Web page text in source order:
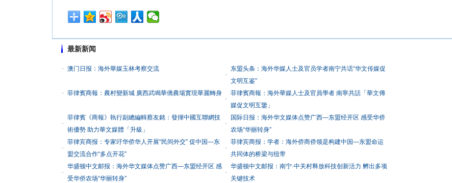
最新新闻
澳门日报：海外華媒玉林考察交流
东盟头条：海外华媒人士及官员学者南宁共话“华文传媒促
文明互鉴”
菲律賓商報：農村變新城 廣西武鳴華僑農場實現華麗轉身
菲律賓商報：海外華媒人士及官員學者 南寧共話「華文傳
媒促文明互鑒」
菲律賓《商報》執行副總編輯蔡友銘：發揮中國互聯網技
術優勢 助力華文媒體「升級」
国际日报：海外华文媒体点赞广西—东盟经开区 感受华侨
农场“华丽转身”
菲律宾商报：专家吁华侨华人开展“民间外交” 促中国—东
盟交流合作“多点开花”
菲律宾商报：学者：海外侨商侨领是构建中国—东盟命运
共同体的桥梁与纽带
华盛顿中文邮报：海外华文媒体点赞广西—东盟经开区 感
受华侨农场“华丽转身”
华盛顿中文邮报：南宁·中关村释放科技创新活力 孵出多项
关键技术